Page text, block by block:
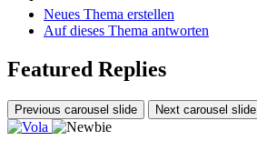
Neues Thema erstellen
Auf dieses Thema antworten
Featured Replies
Previous carousel slide Next carousel slide